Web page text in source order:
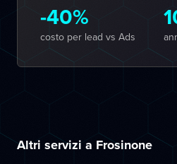
-40%
costo per lead vs Ads
Altri servizi a Frosinone